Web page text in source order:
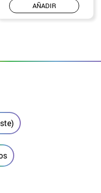
AÑADIR